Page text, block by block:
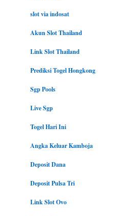
slot via indosat
Akun Slot Thailand
Link Slot Thailand
Prediksi Togel Hongkong
Sgp Pools
Live Sgp
Togel Hari Ini
Angka Keluar Kamboja
Deposit Dana
Deposit Pulsa Tri
Link Slot Ovo